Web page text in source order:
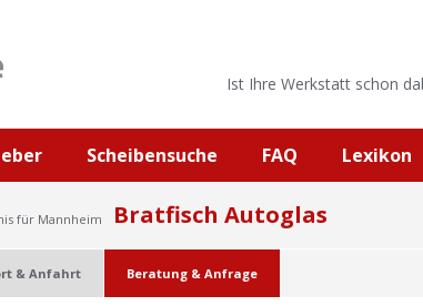
Ist Ihre Werkstatt schon
Scheibensuche FAQ Lexikon
für Mannheim Bratfisch Autoglas
& Anfahrt Beratung & Anfrage